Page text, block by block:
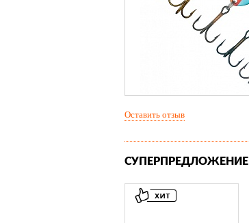
Оставить отзыв
СУПЕРПРЕДЛОЖЕНИЕ